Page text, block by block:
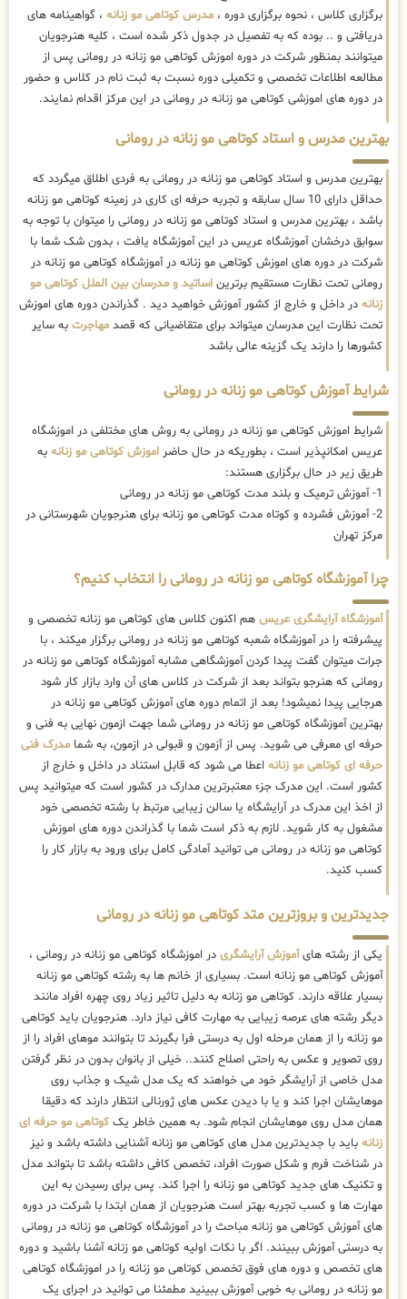
برگزاری کلاس ، نحوه برگزاری دوره ، مدرس کوتاهی مو زنانه ، گواهینامه های
دریافتی و .. بوده که به تفصیل در جدول ذکر شده است ، کلیه هنرجویان
میتوانند بمنظور شرکت در دوره اموزش کوتاهی مو زنانه در رومانی پس از
مطالعه اطلاعات تخصصی و تکمیلی دوره نسبت به ثبت نام در کلاس و حضور
در دوره های اموزشی کوتاهی مو زنانه در رومانی در این مرکز اقدام نمایند.
بهترین مدرس و استاد کوتاهی مو زنانه در رومانی
بهترین مدرس و استاد کوتاهی مو زنانه در رومانی به فردی اطلاق میگردد که
حداقل دارای 10 سال سابقه و تجربه حرفه ای کاری در زمینه کوتاهی مو زنانه
باشد ، بهترین مدرس و استاد کوتاهی مو زنانه در رومانی را میتوان با توجه به
سوابق درخشان آموزشگاه عریس در این آموزشگاه یافت ، بدون شک شما با
شرکت در دوره های اموزش کوتاهی مو زنانه در آموزشگاه کوتاهی مو زنانه در
رومانی تحت نظارت مستقیم برترین اساتید و مدرسان بین الملل کوتاهی مو
زنانه در داخل و خارج از کشور آموزش خواهید دید . گذراندن دوره های اموزش
تحت نظارت این مدرسان میتواند برای متقاضیانی که قصد مهاجرت به سایر
کشورها را دارند یک گزینه عالی باشد
شرایط آموزش کوتاهی مو زنانه در رومانی
شرایط اموزش کوتاهی مو زنانه در رومانی به روش های مختلفی در اموزشگاه
عریس امکانپذیر است ، بطوریکه در حال حاضر اموزش کوتاهی مو زنانه به
طریق زیر در حال برگزاری هستند:
1- آموزش ترمیک و بلند مدت کوتاهی مو زنانه در رومانی
2- آموزش فشرده و کوتاه مدت کوتاهی مو زنانه برای هنرجویان شهرستانی در
مرکز تهران
چرا آموزشگاه کوتاهی مو زنانه در رومانی را انتخاب کنیم؟
آموزشگاه آرایشگری عریس هم اکنون کلاس های کوتاهی مو زنانه تخصصی و
پیشرفته را در آموزشگاه شعبه کوتاهی مو زنانه در رومانی برگزار میکند ، با
جرات میتوان گفت پیدا کردن آموزشگاهی مشابه آموزشگاه کوتاهی مو زنانه در
رومانی که هنرجو بتواند بعد از شرکت در کلاس های آن وارد بازار کار شود
هرجایی پیدا نمیشود! بعد از اتمام دوره های آموزش کوتاهی مو زنانه در
بهترین آموزشگاه کوتاهی مو زنانه در رومانی شما جهت ازمون نهایی به فنی و
حرفه ای معرفی می شوید. پس از آزمون و قبولی در ازمون، به شما مدرک فنی
حرفه ای کوتاهی مو زنانه اعطا می شود که قابل استناد در داخل و خارج از
کشور است. این مدرک جزء معتبرترین مدارک در کشور است که میتوانید پس
از اخذ این مدرک در آرایشگاه یا سالن زیبایی مرتبط با رشته تخصصی خود
مشغول به کار شوید. لازم به ذکر است شما با گذراندن دوره های اموزش
کوتاهی مو زنانه در رومانی می توانید آمادگی کامل برای ورود به بازار کار را
کسب کنید.
جدیدترین و بروزترین متد کوتاهی مو زنانه در رومانی
یکی از رشته هایآموزش آرایشگری در اموزشگاه کوتاهی مو زنانه در رومانی ،
آموزش کوتاهی مو زنانه است. بسیاری از خانم ها به رشته کوتاهی مو زنانه
بسیار علاقه دارند. کوتاهی مو زنانه به دلیل تاثیر زیاد روی چهره افراد مانند
دیگر رشته های عرصه زیبایی به مهارت کافی نیاز دارد. هنرجویان باید کوتاهی
مو زنانه را از همان مرحله اول به درستی فرا بگیرند تا بتوانند موهای افراد را از
روی تصویر و عکس به راحتی اصلاح کنند.. خیلی از بانوان بدون در نظر گرفتن
مدل خاصی از آرایشگر خود می خواهند که یک مدل شیک و جذاب روی
موهایشان اجرا کند و یا با دیدن عکس های ژورنالی انتظار دارند که دقیقا
همان مدل روی موهایشان انجام شود. به همین خاطر یک کوتاهی مو حرفه ای
زنانه باید با جدیدترین مدل های کوتاهی مو زنانه آشنایی داشته باشد و نیز
در شناخت فرم و شکل صورت افراد، تخصص کافی داشته باشد تا بتواند مدل
و تکنیک های جدید کوتاهی مو زنانه را اجرا کند. پس برای رسیدن به این
مهارت ها و کسب تجربه بهتر است هنرجویان از همان ابتدا با شرکت در دوره
های آموزش کوتاهی مو زنانه مباحث را در آموزشگاه کوتاهی مو زنانه در رومانی
به درستی آموزش ببینند. اگر با نکات اولیه کوتاهی مو زنانه آشنا باشید و دوره
های تخصص و دوره های فوق تخصص کوتاهی مو زنانه را در اموزشگاه کوتاهی
مو زنانه در رومانی به خوبی آموزش ببینید مطمئنا می توانید در اجرای یک